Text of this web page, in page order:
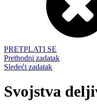
PRETPLATI SE
Prethodni zadatak
Sledeći zadatak
Svojstva